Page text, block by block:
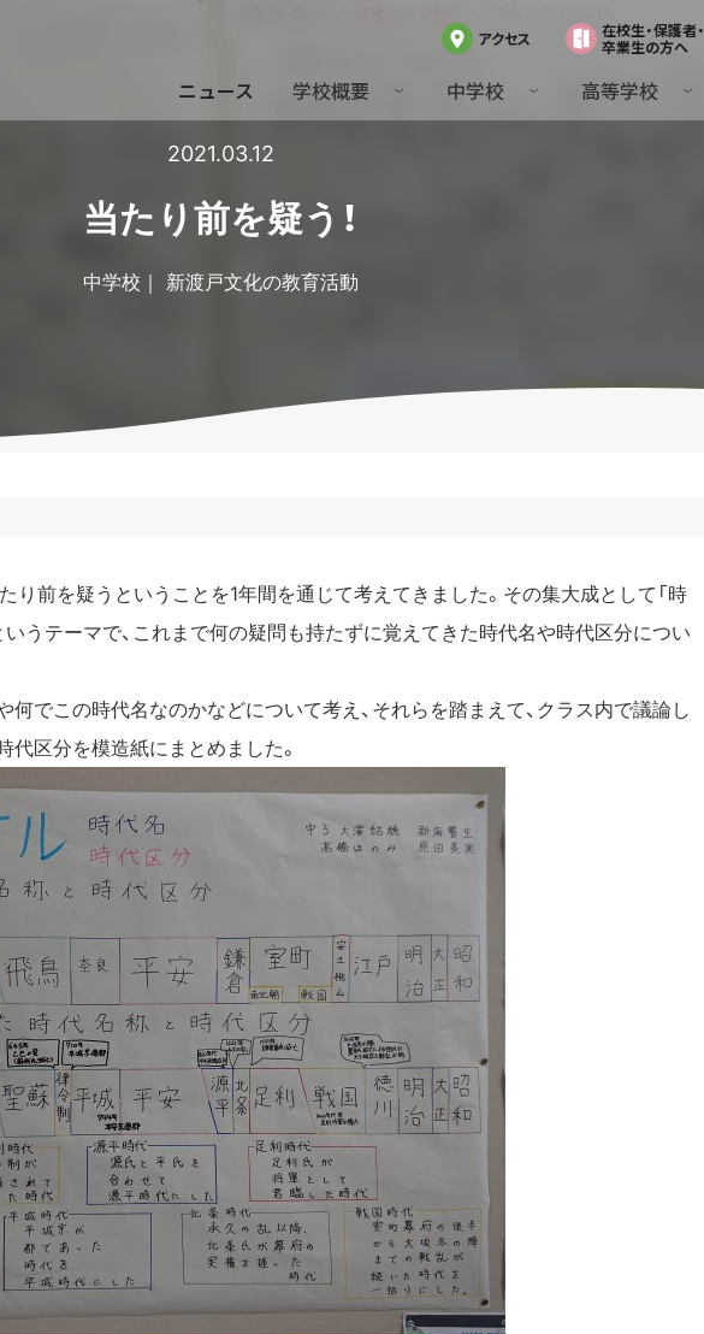
アクセス
在校生・保護者・
卒業生の方へ
ニュース 学校概要 中学校 高等学校
2021.03.12
当たり前を疑う！
中学校 新渡戸文化の教育活動
り前を疑うということを1年間を通じて考えてきました。その集大成として「時
うテーマで、これまで何の疑問も持たずに覚えてきた時代名や時代区分につい
何でこの時代名なのかなどについて考え、それらを踏まえて、クラス内で議論し
区分を模造紙にまとめました。